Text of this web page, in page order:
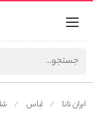
ایران تانا لباس